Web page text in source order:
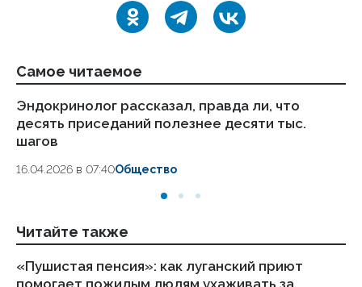
Самое читаемое
Эндокринолог рассказал, правда ли, что
десять приседаний полезнее десяти тыс.
шагов
16.04.2026 в 07:40Общество
Читайте также
«Пушистая пенсия»: как луганский приют
помогает пожилым людям ухаживать за